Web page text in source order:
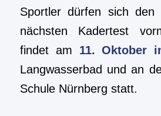
Sportler dürfen sich den
nächsten Kadertest
findet am 11. Oktober
Langwasserbad und an
Schule Nürnberg statt.